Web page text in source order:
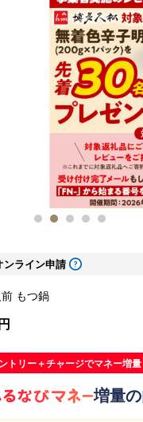
ンライン申請
もつ鍋
トリー＋チャージでマネー増量
増量